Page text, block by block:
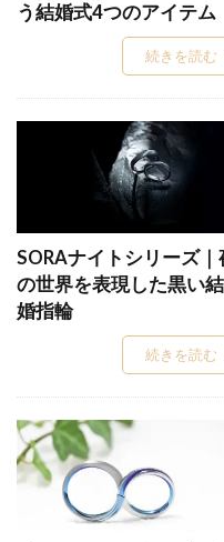
セットリング
セ
セミオーダー
セ
セリーン
セルク
センターミル結婚指輪
ソーヤブル
ダイアモンド
ダ
ダイヤモンド
ダイヤモンドカラット
ダイヤモンドが綺麗な
ダイヤモンドセッティ
ダイヤモンドソーヤブル
ダイヤモンドネックレス
う結婚式4つのアイテム
続きを読む
SORAナイトシリーズ｜
の世界を表現した黒い結
婚指輪
続きを読む